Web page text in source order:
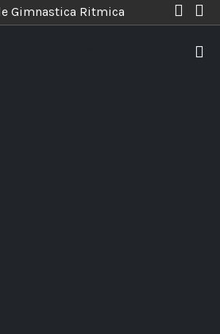
Gimnastica Ritmica